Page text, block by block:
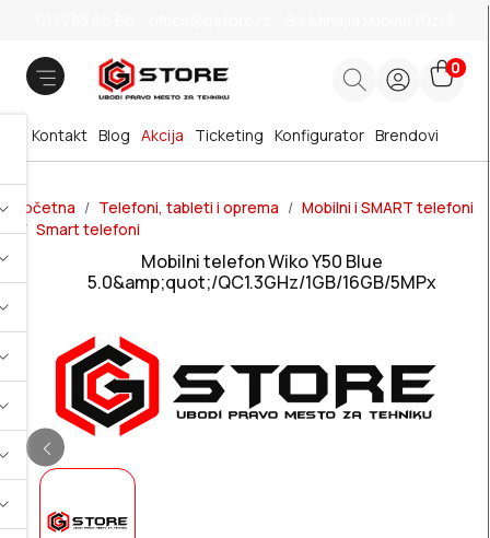
0
Brendovi
Blog Akcija
Kontakt Ticketing Konfigurator
Početna Telefoni, tableti i oprema
Mobilni i SMART telefoni
Smart telefoni
Mobilni telefon Wiko Y50 Blue
5.0&amp;quot;/QC1.3GHz/1GB/16GB/5MPx